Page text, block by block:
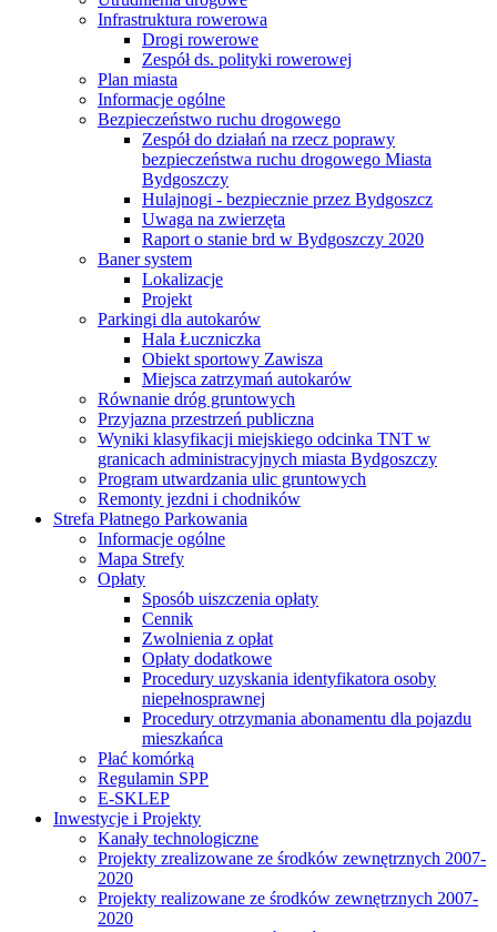
Infrastruktura rowerowa
Drogi rowerowe
Zespół ds. polityki rowerowej
Plan miasta
Informacje ogólne
Bezpieczeństwo ruchu drogowego
Zespół do działań na rzecz poprawy
bezpieczeństwa ruchu drogowego Miasta
Bydgoszczy
Hulajnogi - bezpiecznie przez Bydgoszcz
Uwaga na zwierzęta
Raport o stanie brd w Bydgoszczy 2020
Baner system
Lokalizacje
Projekt
Parkingi dla autokarów
Hala Łuczniczka
Obiekt sportowy Zawisza
Miejsca zatrzymań autokarów
Równanie dróg gruntowych
Przyjazna przestrzeń publiczna
Wyniki klasyfikacji miejskiego odcinka TNT w
granicach administracyjnych miasta Bydgoszczy
Program utwardzania ulic gruntowych
Remonty jezdni i chodników
Strefa Płatnego Parkowania
Informacje ogólne
Mapa Strefy
Opłaty
Sposób uiszczenia opłaty
Cennik
Zwolnienia z opłat
Opłaty dodatkowe
Procedury uzyskania identyfikatora osoby
niepełnosprawnej
Procedury otrzymania abonamentu dla pojazdu
mieszkańca
Płać komórką
Regulamin SPP
E-SKLEP
Inwestycje i Projekty
Kanały technologiczne
Projekty zrealizowane ze środków zewnętrznych 2007-
2020
Projekty realizowane ze środków zewnętrznych 2007-
2020